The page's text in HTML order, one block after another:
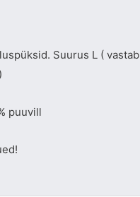
Suurus L ( vastab
puuvill